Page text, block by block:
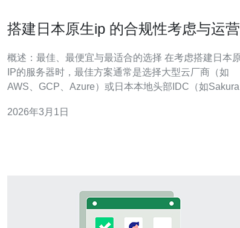
搭建日本原生ip 的合规性考虑与运
概述：最佳、最便宜与最适合的选择 在考虑搭建日本
IP的服务器时，最佳方案通常是选择大型云厂商（如
AWS、GCP、Azure）或日本本地头部IDC（如Sakura
VPS/轻量云（Vultr、Linode东京节点、ConoHa）或二
2026年3月1日